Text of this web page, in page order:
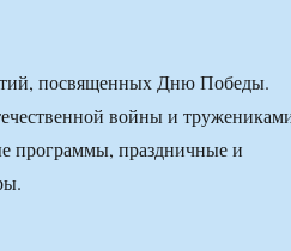
посвященных Дню Победы.
войны и
программы, праздничные и